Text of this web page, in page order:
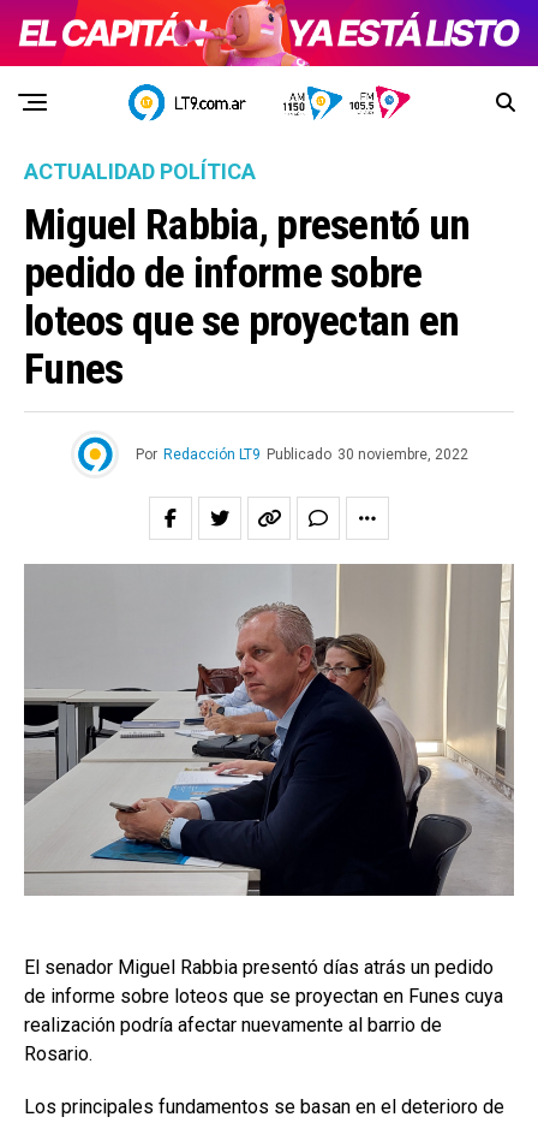
ACTUALIDAD POLÍTICA
Miguel Rabbia, presentó un
pedido de informe sobre
loteos que se proyectan en
Funes
Por Redacción LT9 Publicado 30 noviembre, 2022
El senador Miguel Rabbia presentó días atrás un pedido
de informe sobre loteos que se proyectan en Funes cuya
realización podría afectar nuevamente al barrio de
Rosario.
Los principales fundamentos se basan en el deterioro de